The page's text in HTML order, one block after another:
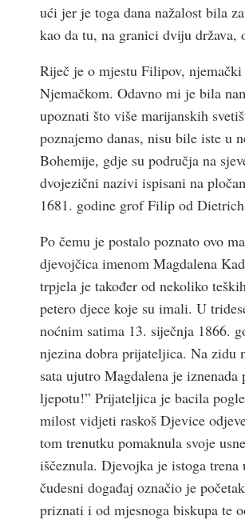
ući jer je toga dana nažalost bila
kao da tu, na granici dviju država,
Riječ je o mjestu Filipov,
Njemačkom. Odavno mi je bila
upoznati što više marijanskih
poznajemo danas, nisu bile iste u
Bohemije, gdje su područja na
dvojezični nazivi ispisani na
1681. godine grof Filip od
Po čemu je postalo poznato ovo
djevojčica imenom Magdalena
trpjela je također od nekoliko
petero djece koje su imali. U
noćnim satima 13. siječnja 1866.
njezina dobra prijateljica. Na zidu
sata ujutro Magdalena je
ljepotu!” Prijateljica je bacila
milost vidjeti raskoš Djevice
tom trenutku pomaknula svoje
iščeznula. Djevojka je istoga
čudesni događaj označio je
priznati i od mjesnoga biskupa te